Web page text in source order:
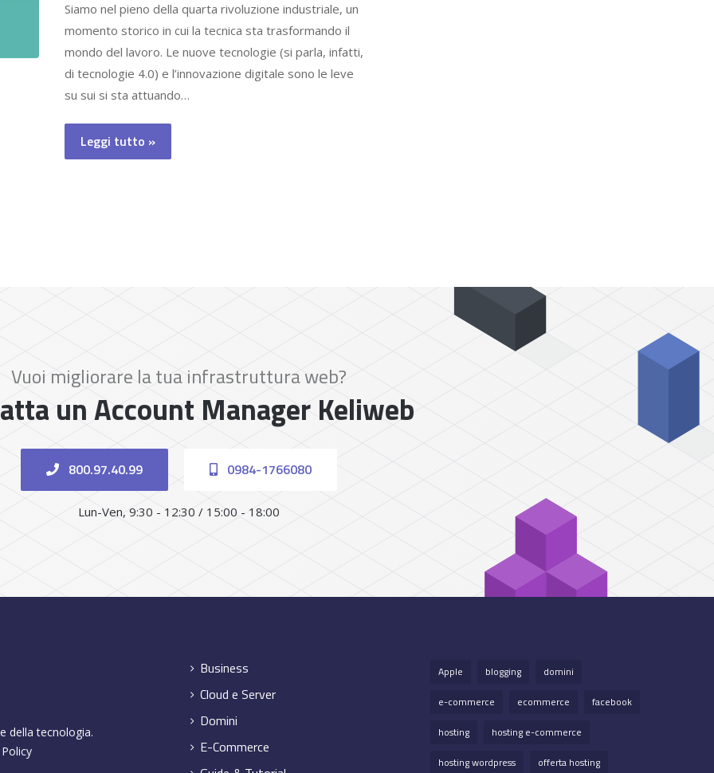
Siamo nel pieno della quarta rivoluzione industriale, un
momento storico in cui la tecnica sta trasformando il
mondo del lavoro. Le nuove tecnologie (si parla, infatti,
di tecnologie 4.0) e l’innovazione digitale sono le leve
su sui si sta attuando…
Leggi tutto »
Vuoi migliorare la tua infrastruttura web?
un Account Manager Keliweb
800.97.40.99 0984-1766080
Lun-Ven, 9:30 - 12:30 / 15:00 - 18:00
della tecnologia.
Business
Cloud e Server
Domini
E-Commerce
Apple blogging
domini
e-commerce
ecommerce
facebook
hosting
hosting e-commerce
hosting wordpress
offerta hosting